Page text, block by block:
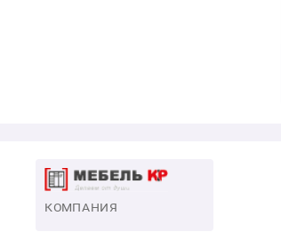
КОМПАНИЯ